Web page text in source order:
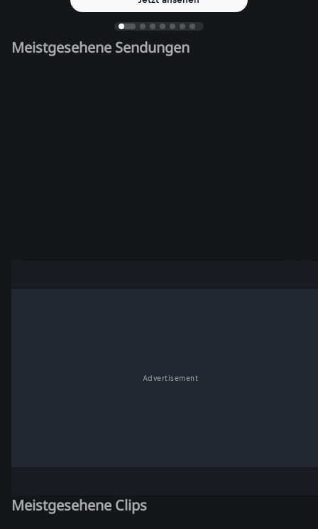
Feminismus - und die gefühlt immer größer werdende Zahl
Meistgesehene Sendungen
Advertisement
Meistgesehene Clips